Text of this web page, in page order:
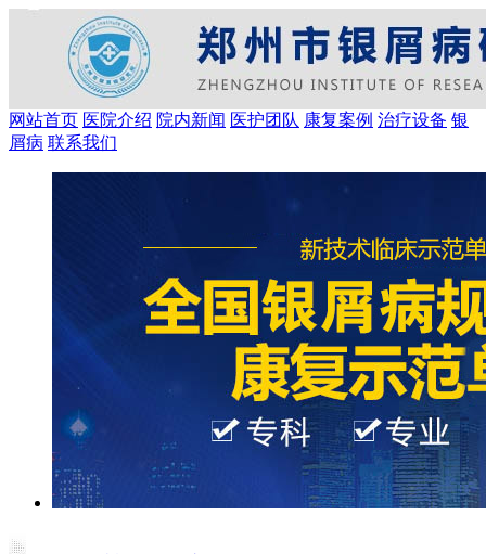
网站首页 医院介绍 院内新闻 医护团队 康复案例 治疗设备 银
屑病 联系我们